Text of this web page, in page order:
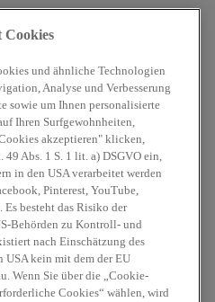
Cookies
und ähnliche Technologien
Analyse und Verbesserung
sowie um Ihnen personalisierte
Ihren Surfgewohnheiten,
akzeptieren" klicken,
Abs. 1 S. 1 lit. a) DSGVO ein,
in den USA verarbeitet werden
Pinterest, YouTube,
besteht das Risiko der
Behörden zu Kontroll- und
nach Einschätzung des
USA kein mit dem der EU
Wenn Sie über die „Cookie-
Cookies“ wählen, wird